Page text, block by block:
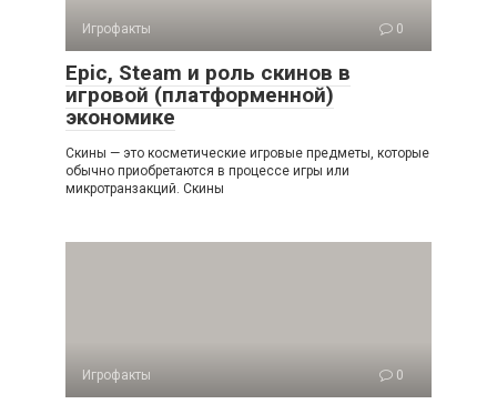
Игрофакты 0
Epic, Steam и роль скинов в
игровой (платформенной)
экономике
Скины — это косметические игровые предметы, которые
обычно приобретаются в процессе игры или
микротранзакций. Скины
Игрофакты 0